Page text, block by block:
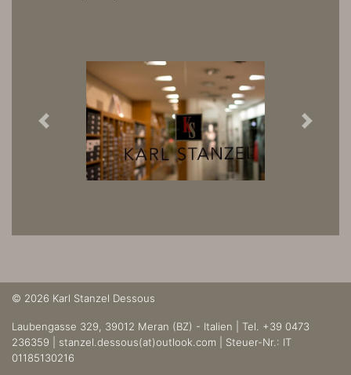
Previous Next
© 2026 Karl Stanzel Dessous
Laubengasse 329, 39012 Meran (BZ) - Italien | Tel. +39 0473
236359 | stanzel.dessous(at)outlook.com | Steuer-Nr.: IT
01185130216